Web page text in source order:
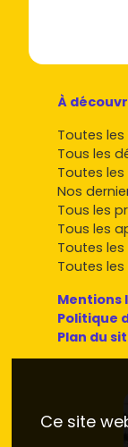
À
Toutes les
Tous les
Toutes
Nos
Tous les
Tous les
Toutes
Toutes
Mentions
Politique
Plan du
Ce site